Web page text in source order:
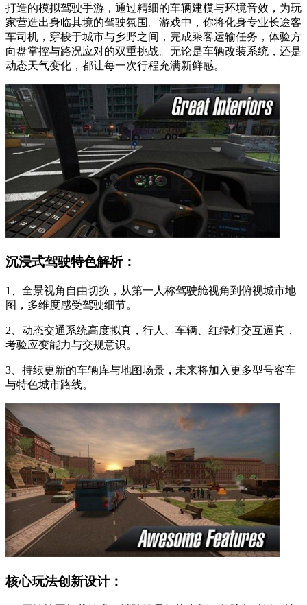
打造的模拟驾驶手游，通过精细的车辆建模与环境音效，为玩
家营造出身临其境的驾驶氛围。游戏中，你将化身专业长途客
车司机，穿梭于城市与乡野之间，完成乘客运输任务，体验方
向盘掌控与路况应对的双重挑战。无论是车辆改装系统，还是
动态天气变化，都让每一次行程充满新鲜感。
沉浸式驾驶特色解析：
1、全景视角自由切换，从第一人称驾驶舱视角到俯视城市地
图，多维度感受驾驶细节。
2、动态交通系统高度拟真，行人、车辆、红绿灯交互逼真，
考验应变能力与交规意识。
3、持续更新的车辆库与地图场景，未来将加入更多型号客车
与特色城市路线。
核心玩法创新设计：